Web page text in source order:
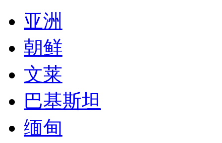
亚洲
朝鲜
文莱
巴基斯坦
缅甸